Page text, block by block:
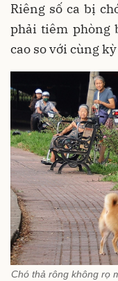
Riêng số ca bị
phải tiêm phòng
cao so với cùng
Chó thả rông không rọ